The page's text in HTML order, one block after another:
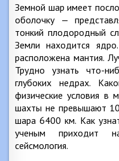
Земной шар имеет
оболочку —
тонкий плодородный
Земли находится
расположена мантия.
Трудно узнать что-
глубоких недрах.
физические условия в
шахты не превышают
шара 6400 км. Как
ученым приходит
сейсмология.